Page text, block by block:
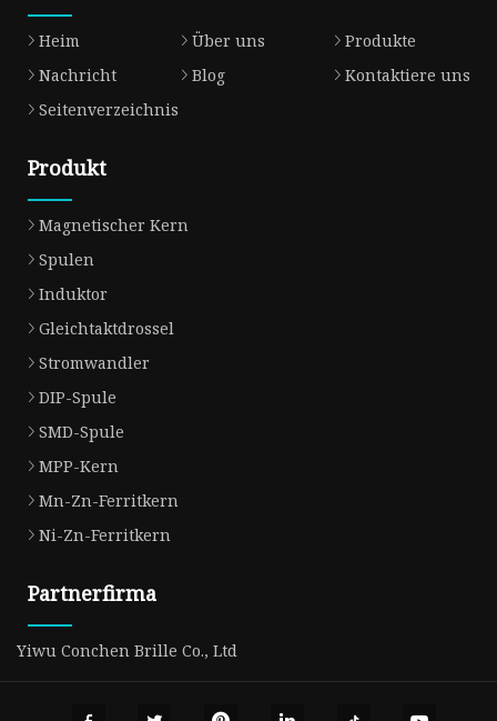
Heim Über uns
Produkte
Nachricht
Blog
Kontaktiere uns
Seitenverzeichnis
Produkt
Magnetischer Kern
Spulen
Induktor
Gleichtaktdrossel
Stromwandler
DIP-Spule
SMD-Spule
MPP-Kern
Mn-Zn-Ferritkern
Ni-Zn-Ferritkern
Partnerfirma
Yiwu Conchen Brille Co., Ltd